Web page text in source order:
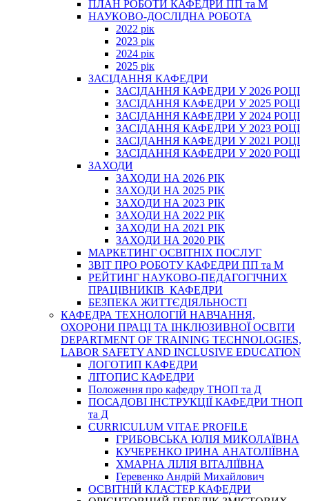
ПЛАН РОБОТИ КАФЕДРИ ПП та М
НАУКОВО-ДОСЛІДНА РОБОТА
2022 рік
2023 рік
2024 рік
2025 рік
ЗАСІДАННЯ КАФЕДРИ
ЗАСІДАННЯ КАФЕДРИ У 2026 РОЦІ
ЗАСІДАННЯ КАФЕДРИ У 2025 РОЦІ
ЗАСІДАННЯ КАФЕДРИ У 2024 РОЦІ
ЗАСІДАННЯ КАФЕДРИ У 2023 РОЦІ
ЗАСІДАННЯ КАФЕДРИ У 2021 РОЦІ
ЗАСІДАННЯ КАФЕДРИ У 2020 РОЦІ
ЗАХОДИ
ЗАХОДИ НА 2026 РІК
ЗАХОДИ НА 2025 РІК
ЗАХОДИ НА 2023 РІК
ЗАХОДИ НА 2022 РІК
ЗАХОДИ НА 2021 РІК
ЗАХОДИ НА 2020 РІК
МАРКЕТИНГ ОСВІТНІХ ПОСЛУГ
3BIT ПРО РОБОТУ КАФЕДРИ ПП та М
РЕЙТИНГ НАУКОВО-ПЕДАГОГІЧНИХ
ПРАЦІВНИКІВ КАФЕДРИ
БЕЗПЕКА ЖИТТЄДІЯЛЬНОСТІ
КАФЕДРА ТЕХНОЛОГІЙ НАВЧАННЯ,
ОХОРОНИ ПРАЦІ ТА ІНКЛЮЗИВНОЇ ОСВІТИ
DEPARTMENT OF TRAINING TECHNOLOGIES,
LABOR SAFETY AND INCLUSIVE EDUCATION
ЛОГОТИП КАФЕДРИ
ЛІТОПИС КАФЕДРИ
Положення про кафедру ТНОП та Д
ПОСАДОВІ ІНСТРУКЦІЇ КАФЕДРИ ТНОП
та Д
CURRICULUM VITAE PROFILE
ГРИБОВСЬКА ЮЛІЯ МИКОЛАЇВНА
КУЧЕРЕНКО ІРИНА АНАТОЛІЇВНА
ХМАРНА ЛІЛІЯ ВІТАЛІЇВНА
Геревенко Андрій Михайлович
ОСВІТНІЙ КЛАСТЕР КАФЕДРИ